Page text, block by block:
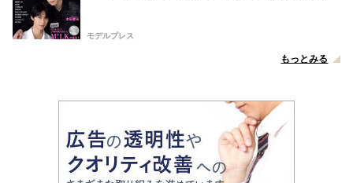
モデルプレス
もっとみる